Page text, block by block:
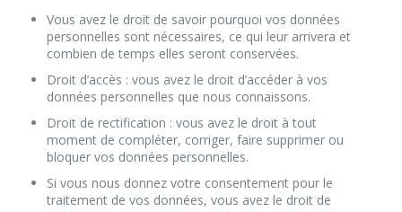
Vous avez le droit de savoir pourquoi vos données
personnelles sont nécessaires, ce qui leur arrivera et
combien de temps elles seront conservées.
Droit d’accès : vous avez le droit d’accéder à vos
données personnelles que nous connaissons.
Droit de rectification : vous avez le droit à tout
moment de compléter, corriger, faire supprimer ou
bloquer vos données personnelles.
Si vous nous donnez votre consentement pour le
traitement de vos données, vous avez le droit de